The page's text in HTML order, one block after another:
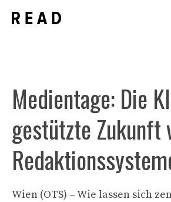
Inhalt
Medientage: Die
gestützte Zukunft
Wien (OTS) – Wie lassen sich